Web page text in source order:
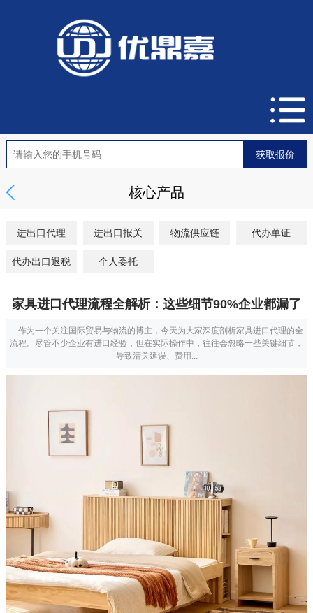
核心产品
进出口代理 进出口报关 物流供应链 代办单证
代办出口退税 个人委托
家具进口代理流程全解析：这些细节90%企业都漏了
作为一个关注国际贸易与物流的博主，今天为大家深度剖析家具进口代理的全
流程。尽管不少企业有进口经验，但在实际操作中，往往会忽略一些关键细节，
导致清关延误、费用...